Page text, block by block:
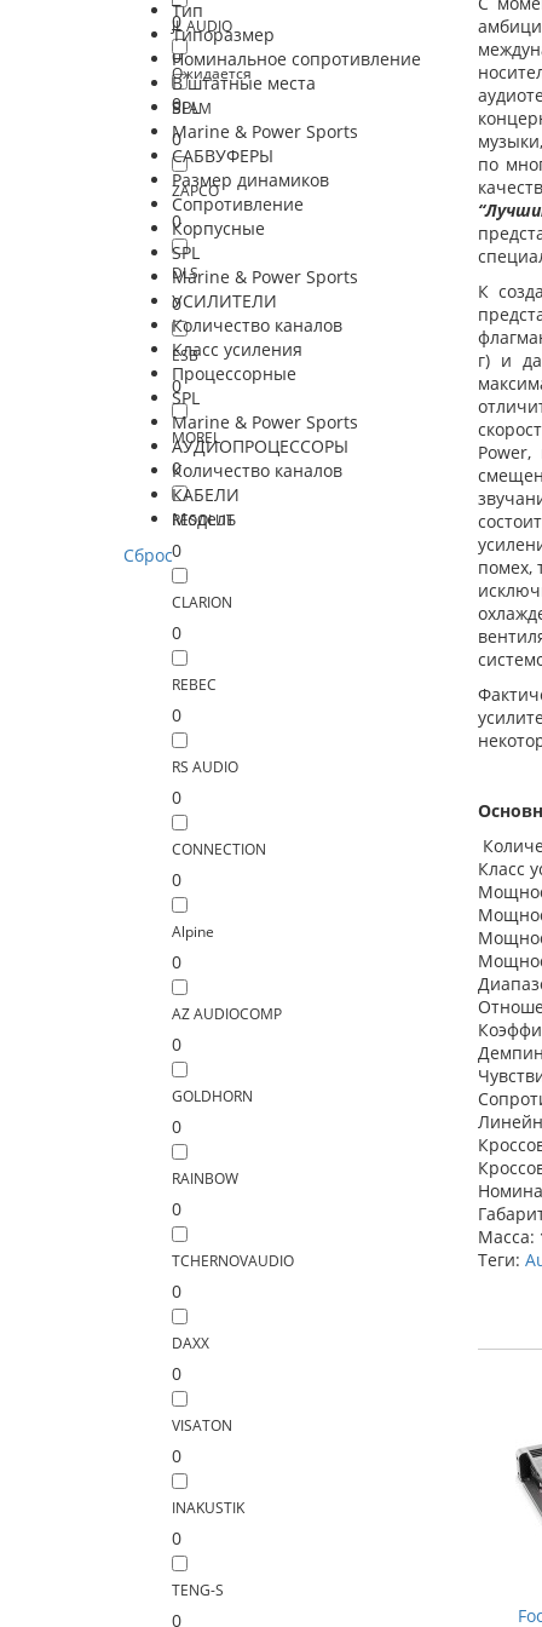
JL AUDIO
0
BLAM
0
ZAPCO
0
DLS
0
ESB
0
MOREL
0
RESOLUT
0
CLARION
0
REBEC
0
RS AUDIO
0
CONNECTION
0
Alpine
0
AZ AUDIOCOMP
0
GOLDHORN
0
RAINBOW
0
TCHERNOVAUDIO
0
DAXX
0
VISATON
0
INAKUSTIK
0
TENG-S
0
0
Ожидается
0
Тип
Типоразмер
Номинальное сопротивление
В штатные места
SPL
Marine & Power Sports
САБВУФЕРЫ
Размер динамиков
Сопротивление
Корпусные
SPL
Marine & Power Sports
УСИЛИТЕЛИ
Количество каналов
Класс усиления
Процессорные
SPL
Marine & Power Sports
АУДИОПРОЦЕССОРЫ
Количество каналов
КАБЕЛИ
Модель
Сброс
по
К
г) и
помех,
Класс
Масса:
Теги: